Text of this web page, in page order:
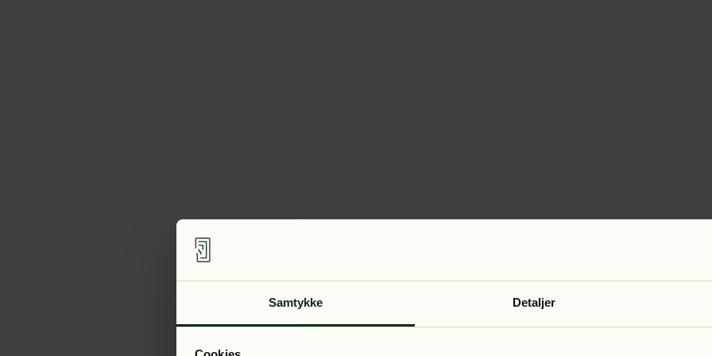
Samtykke Detaljer